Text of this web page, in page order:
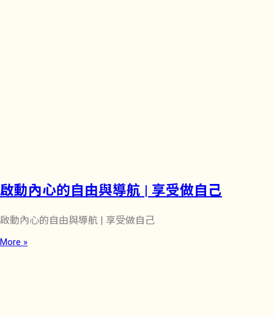
啟動內心的自由與導航 | 享受做自己
啟動內心的自由與導航 | 享受做自己
More »